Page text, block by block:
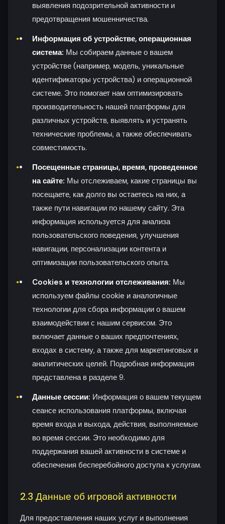
выявления подозрительной активности и
предотвращения мошенничества.
Информация об устройстве, операционная
система: Мы собираем данные о вашем
устройстве (например, модель, уникальные
идентификаторы устройства) и операционной
системе. Это помогает нам оптимизировать
производительность нашей платформы для
различных устройств, выявлять и устранять
технические проблемы, а также обеспечивать
совместимость.
Посещенные страницы, время, проведенное
на сайте: Мы отслеживаем, какие страницы вы
посещаете, как долго вы остаетесь на них, а
также пути навигации по нашему сайту. Эта
информация используется для анализа
пользовательского поведения, улучшения
навигации, персонализации контента и
оптимизации пользовательского опыта.
Cookies и технологии отслеживания: Мы
используем файлы cookie и аналогичные
технологии для сбора информации о вашем
взаимодействии с нашим сервисом. Это
включает данные о ваших предпочтениях,
входах в систему, а также для маркетинговых и
аналитических целей. Подробная информация
представлена в разделе 9.
Данные сессии: Информация о вашем текущем
сеансе использования платформы, включая
время входа и выхода, действия, выполняемые
во время сессии. Это необходимо для
поддержания вашей активности в системе и
обеспечения бесперебойного доступа к услугам.
2.3 Данные об игровой активности
Для предоставления наших услуг и выполнения